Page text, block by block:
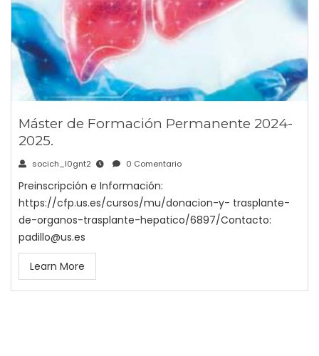
Máster de Formación Permanente 2024-
2025.
socich_l0gnt2 0 Comentario
Preinscripción e Información:
https://cfp.us.es/cursos/mu/donacion-y- trasplante-
de-organos-trasplante-hepatico/6897/Contacto:
padillo@us.es
Learn More